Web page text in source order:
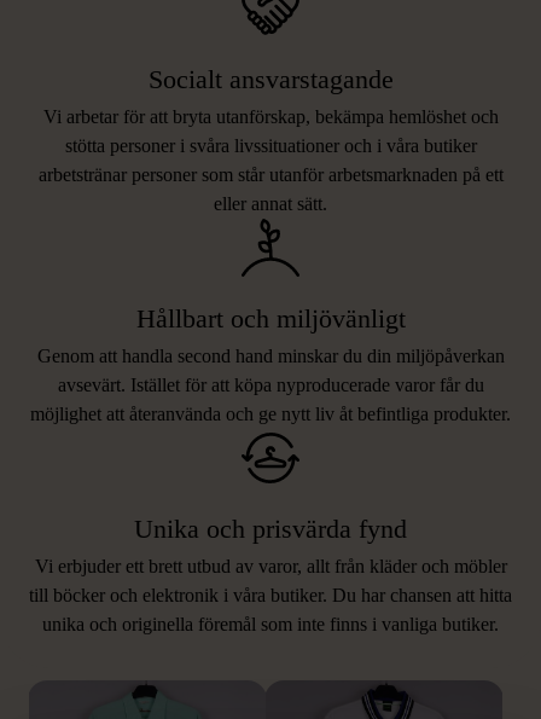
Socialt ansvarstagande
Vi arbetar för att bryta utanförskap, bekämpa hemlöshet och
stötta personer i svåra livssituationer och i våra butiker
arbetstränar personer som står utanför arbetsmarknaden på ett
eller annat sätt.
Hållbart och miljövänligt
Genom att handla second hand minskar du din miljöpåverkan
avsevärt. Istället för att köpa nyproducerade varor får du
möjlighet att återanvända och ge nytt liv åt befintliga produkter.
Unika och prisvärda fynd
Vi erbjuder ett brett utbud av varor, allt från kläder och möbler
till böcker och elektronik i våra butiker. Du har chansen att hitta
unika och originella föremål som inte finns i vanliga butiker.
LIKNANDE PRODUKTER
Hitta produkter som påminner om denna